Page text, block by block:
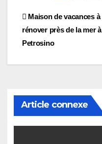
Navigation
des
articles
Maison de vacances à
rénover près de la mer à
Petrosino
Article connexe